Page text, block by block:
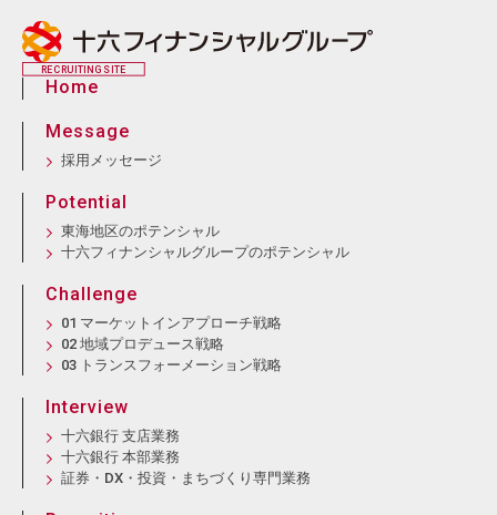
RECRUITING SITE
Home
Message
採用メッセージ
Potential
東海地区のポテンシャル
十六フィナンシャルグループのポテンシャル
Challenge
01 マーケットインアプローチ戦略
02 地域プロデュース戦略
03 トランスフォーメーション戦略
Interview
十六銀行 支店業務
十六銀行 本部業務
証券・DX・投資・まちづくり専門業務